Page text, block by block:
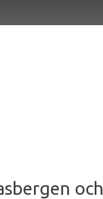
och